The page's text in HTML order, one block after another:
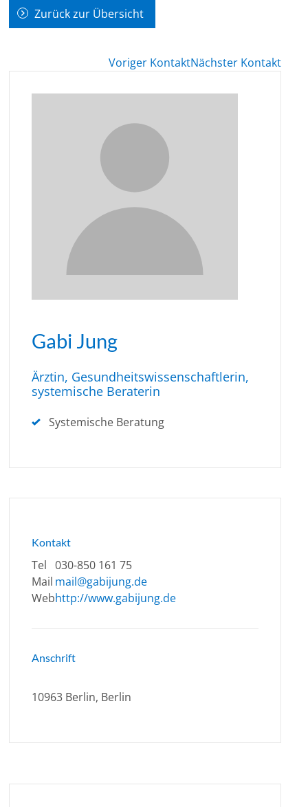
Zurück zur Übersicht
Voriger KontaktNächster Kontakt
Gabi Jung
Ärztin, Gesundheitswissenschaftlerin,
systemische Beraterin
Systemische Beratung
Kontakt
Tel 030-850 161 75
Mail mail@gabijung.de
Webhttp://www.gabijung.de
Anschrift
10963 Berlin, Berlin